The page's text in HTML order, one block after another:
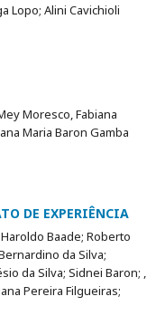
Lopo; Alini Cavichioli
Moresco, Fabiana
Maria Baron Gamba
DE EXPERIÊNCIA
Baade; Roberto
da Silva;
da Silva; Sidnei Baron; ,
Pereira Filgueiras;